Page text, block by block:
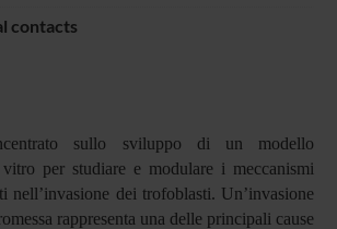
contacts
sullo sviluppo di un modello
per studiare e modulare i meccanismi
nell’invasione dei trofoblasti. Un’invasione
rappresenta una delle principali cause